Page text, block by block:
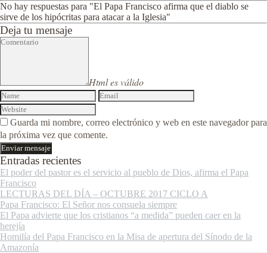
No hay respuestas para "El Papa Francisco afirma que el diablo se
sirve de los hipócritas para atacar a la Iglesia"
Deja tu mensaje
Html es válido
Guarda mi nombre, correo electrónico y web en este navegador para
la próxima vez que comente.
Entradas recientes
El poder del pastor es el servicio al pueblo de Dios, afirma el Papa
Francisco
LECTURAS DEL DÍA – OCTUBRE 2017 CICLO A
Papa Francisco: El Señor nos consuela siempre
El Papa advierte que los cristianos “a medida” pueden caer en la
herejía
Homilía del Papa Francisco en la Misa de apertura del Sínodo de la
Amazonía